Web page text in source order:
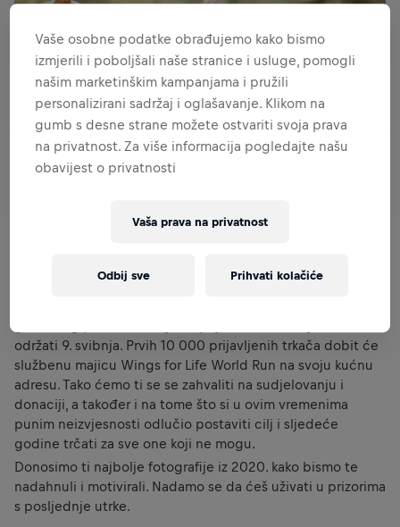
Imamo dobre vijesti! Utrka Wings for Life World Run
održati 9. svibnja. Prvih 10 000 prijavljenih trkača dobit će
službenu majicu Wings for Life World Run na svoju kućnu
adresu. Tako ćemo ti se se zahvaliti na sudjelovanju i
donaciji, a također i na tome što si u ovim vremenima
punim neizvjesnosti odlučio postaviti cilj i sljedeće
godine trčati za sve one koji ne mogu.
Donosimo ti najbolje fotografije iz 2020. kako bismo te
nadahnuli i motivirali. Nadamo se da ćeš uživati u prizorima
s posljednje utrke.
Vaše osobne podatke obrađujemo kako bismo
izmjerili i poboljšali naše stranice i usluge, pomogli
našim marketinškim kampanjama i pružili
personalizirani sadržaj i oglašavanje. Klikom na
gumb s desne strane možete ostvariti svoja prava
na privatnost. Za više informacija pogledajte našu
obavijest o privatnosti
Vaša prava na privatnost
Odbij sve Prihvati kolačiće